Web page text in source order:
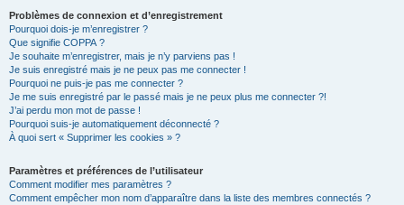
Problèmes de connexion et d’enregistrement
Pourquoi dois-je m’enregistrer ?
Que signifie COPPA ?
Je souhaite m’enregistrer, mais je n’y parviens pas !
Je suis enregistré mais je ne peux pas me connecter !
Pourquoi ne puis-je pas me connecter ?
Je me suis enregistré par le passé mais je ne peux plus me connecter ?!
J’ai perdu mon mot de passe !
Pourquoi suis-je automatiquement déconnecté ?
À quoi sert « Supprimer les cookies » ?
Paramètres et préférences de l’utilisateur
Comment modifier mes paramètres ?
Comment empêcher mon nom d’apparaître dans la liste des membres connectés ?